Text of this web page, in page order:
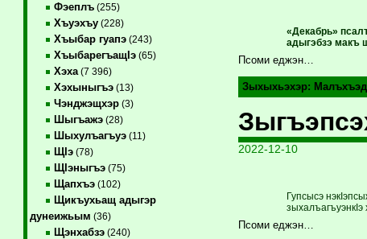
Фэеплъ(255)
Хъуэхъу(228)
Хъыбар гуапэ(243)
ХъыбарегъащIэ(65)
Хэха(7 396)
Хэхыныгъэ(13)
Чэнджэщхэр(3)
Шыгъажэ(28)
Шыхулъагъуэ(11)
ЩIэ(78)
ЩIэныгъэ(75)
Щапхъэ(102)
Щикъухьащ адыгэр
дунеижьым (36)
Щэнхабзэ(240)
«Декабрь»
адыгэбзэ макъ
Псоми еджэн…
Зыхыхьэхэр:
2022-12-10
Гупсысэ
Псоми еджэн…